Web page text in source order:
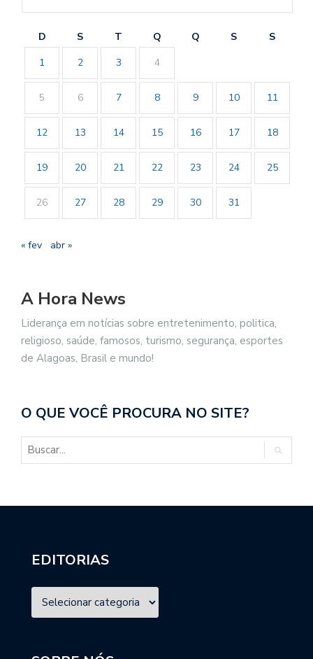
D S T Q Q S
S
1
2 3 4
5 6 7 8 9 10 11
12 13 14 15 16 17 18
19 20 21 22 23 24 25
26 27 28 29 30 31
« fev abr »
A Hora News
Liderança em notícias sobre entretenimento, politica,
religioso, saúde, famosos, turismo, segurança, esportes
de Alagoas, Brasil e mundo!
O QUE VOCÊ PROCURA NO SITE?
EDITORIAS